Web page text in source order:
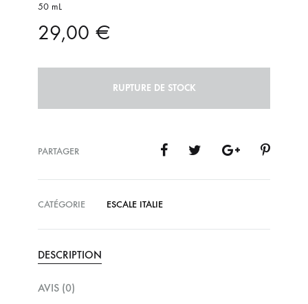
50 mL
29,00 €
RUPTURE DE STOCK
PARTAGER
CATÉGORIE ESCALE ITALIE
DESCRIPTION
AVIS (0)